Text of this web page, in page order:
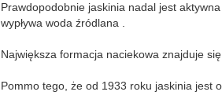
Prawdopodobnie jaskinia nadal jest
wypływa woda źródlana .
Największa formacja naciekowa znajduje
Pommo tego, że od 1933 roku jaskinia jest